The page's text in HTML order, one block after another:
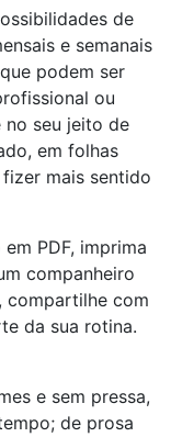
de
e semanais
podem ser
ou
no seu jeito de
em folhas
mais sentido
PDF, imprima
companheiro
compartilhe com
da sua rotina.
e sem pressa,
de prosa